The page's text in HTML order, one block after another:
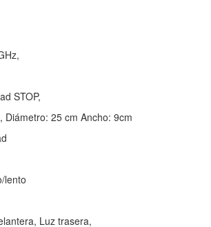
STOP,
Diámetro: 25 cm Ancho: 9cm
lento
Luz trasera,